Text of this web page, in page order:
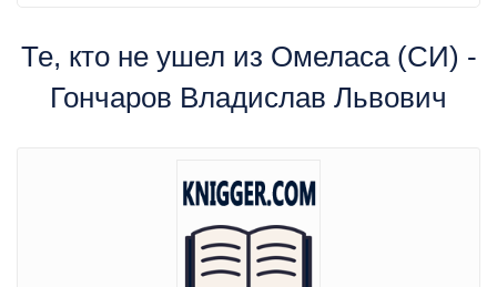
Те, кто не ушел из Омеласа (СИ) -
Гончаров Владислав Львович